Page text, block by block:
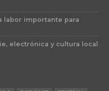
labor importante para
electrónica y cultura local